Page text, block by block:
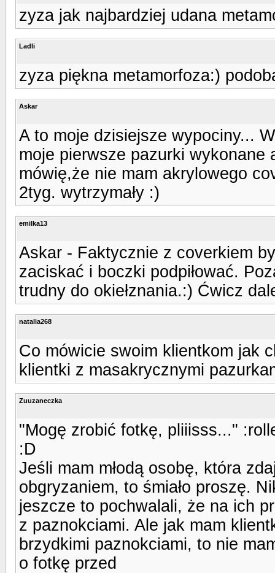
zyza jak najbardziej udana
Ladli
zyza piękna metamorfoza:)
Askar
A to moje dzisiejsze wypociny...
moje pierwsze pazurki
mówię,że nie mam akrylowego
2tyg. wytrzymały :)
emilka13
Askar - Faktycznie z coverkiem
zaciskać i boczki podpiłować.
trudny do okiełznania.:) Ćwicz
natalia268
Co mówicie swoim klientkom jak
klientki z masakrycznymi
Zuuzaneczka
"Mogę zrobić fotkę, pliiisss..."
:D
Jeśli mam młodą osobę, która
obgryzaniem, to śmiało proszę.
jeszcze to pochwalali, że na ich
z paznokciami. Ale jak mam
brzydkimi paznokciami, to nie
o fotkę przed